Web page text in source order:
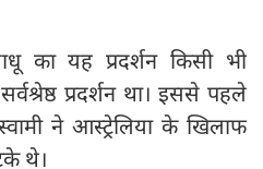
का यह प्रदर्शन किसी भी
प्रदर्शन था। इससे पहले
ने आस्ट्रेलिया के खिलाफ
थे।